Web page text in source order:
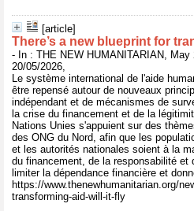
[article]
There’s a new blueprint for
- In : THE NEW HUMANITARIAN, May
20/05/2026,
Le système international de l'aide
être repensé autour de nouveaux
indépendant et de mécanismes de
la crise du financement et de la
Nations Unies s'appuient sur des
des ONG du Nord, afin que les
et les autorités nationales soient à la
du financement, de la responsabilité et
limiter la dépendance financière et
https://www.thenewhumanitarian.org/
transforming-aid-will-it-fly